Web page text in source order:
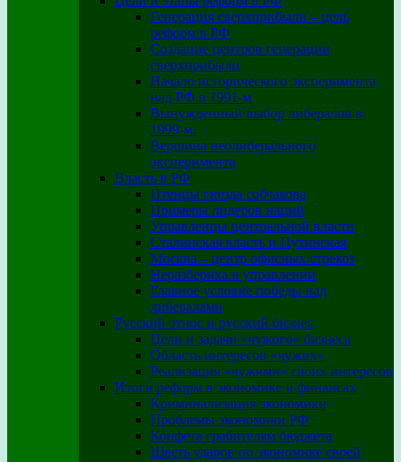
Генерация сверхприбыли – цель
реформ в РФ
Создание центров генерации
сверхприбыли
Начало исторического эксперимента
над РФ в 1991-м
Вынужденный выбор либералов в
1999-м.
Вершина неолиберального
эксперимента
Власть в РФ
Птенцы гнезда собчакова
Примеры лидеров наций
Управленцы центральной власти
Сталинская власть и Путинская
Москва – центр офисных стрекоз
Неразбериха в управлении
Главное условие победы над
либералами
Русский этнос и русский бизнес
Цели и задачи «чужого» бизнеса
Область интересов «чужих»
Реализация «чужими» своих интересов
Итоги реформ в экономике и финансах
Криминализация экономики
Проблемы экономики РФ
Конфета грабителям бюджета
Шесть ударов по экономике своей